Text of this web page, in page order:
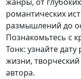
романтических
размышлений до
Познакомьтесь с
Тонк: узнайте
жизни,
автора.